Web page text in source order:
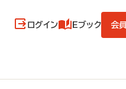
ログイン Eブック 会